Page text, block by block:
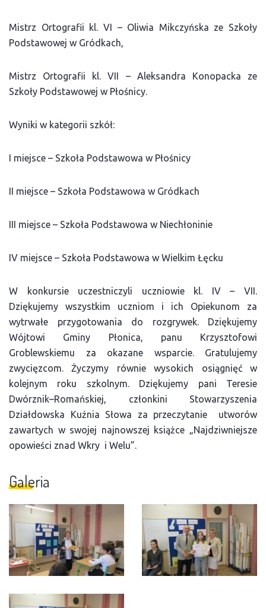
Mistrz Ortografii kl. VI – Oliwia Mikczyńska ze Szkoły
Podstawowej w Gródkach,
Mistrz Ortografii kl. VII – Aleksandra Konopacka ze
Szkoły Podstawowej w Płośnicy.
Wyniki w kategorii szkół:
I miejsce – Szkoła Podstawowa w Płośnicy
II miejsce – Szkoła Podstawowa w Gródkach
III miejsce – Szkoła Podstawowa w Niechłoninie
IV miejsce – Szkoła Podstawowa w Wielkim Łęcku
W konkursie uczestniczyli uczniowie kl. IV – VII.
Dziękujemy wszystkim uczniom i ich Opiekunom za
wytrwałe przygotowania do rozgrywek. Dziękujemy
Wójtowi Gminy Płonica, panu Krzysztofowi
Groblewskiemu za okazane wsparcie. Gratulujemy
zwycięzcom. Życzymy równie wysokich osiągnięć w
kolejnym roku szkolnym. Dziękujemy pani Teresie
Dwórznik–Romańskiej, członkini Stowarzyszenia
Działdowska Kuźnia Słowa za przeczytanie utworów
zawartych w swojej najnowszej książce „Najdziwniejsze
opowieści znad Wkry i Welu”.
Galeria